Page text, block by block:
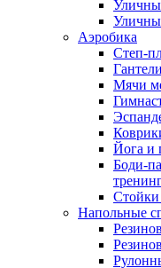
Аэробика
Степ-
Мячи
Йога и
Боди-
Стойки
Напольные